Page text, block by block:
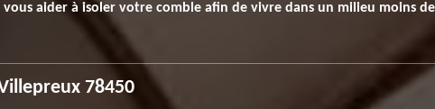
aider à isoler votre comble afin de vivre dans un milieu moins de
78450